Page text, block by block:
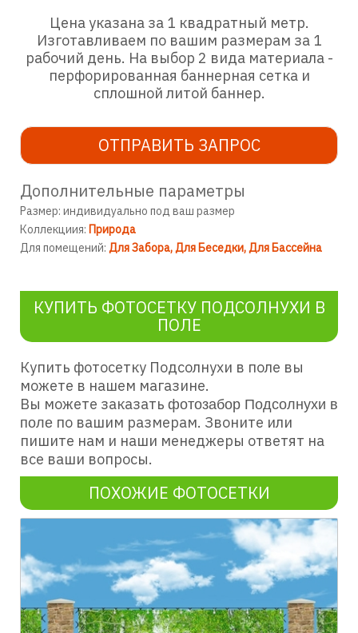
Цена указана за 1 квадратный метр.
Изготавливаем по вашим размерам за 1
рабочий день. На выбор 2 вида материала -
перфорированная баннерная сетка и
сплошной литой баннер.
ОТПРАВИТЬ ЗАПРОС
Дополнительные параметры
Размер: индивидуально под ваш размер
Коллекциия: Природа
Для помещений: Для Забора Для Беседки Для Бассейна
КУПИТЬ ФОТОСЕТКУ ПОДСОЛНУХИ В
ПОЛЕ
Купить фотосетку Подсолнухи в поле вы
можете в нашем магазине.
Вы можете заказать фотозабор Подсолнухи в
поле по вашим размерам. Звоните или
пишите нам и наши менеджеры ответят на
все ваши вопросы.
ПОХОЖИЕ ФОТОСЕТКИ